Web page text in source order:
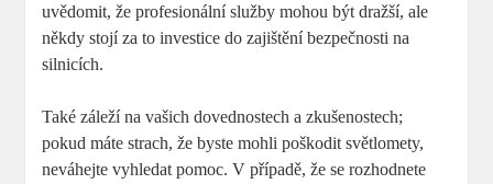
uvědomit, že profesionální služby mohou být dražší, ale
někdy stojí za to investice do zajištění bezpečnosti na
silnicích.
Také záleží na vašich dovednostech ⁣a zkušenostech;
⁣pokud máte strach, že byste mohli poškodit světlomety,
neváhejte vyhledat pomoc. V případě, že se rozhodnete